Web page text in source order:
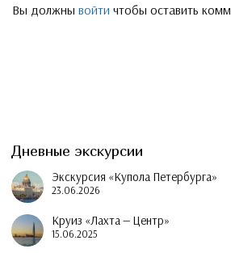
Вы должны войти чтобы оставить
Дневные экскурсии
Экскурсия «Купола Петербурга»
23.06.2026
Круиз «Лахта — Центр»
15.06.2025